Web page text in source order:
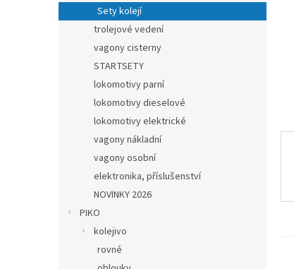
n
e
Sety kolejí
trolejové vedení
vagony cisterny
STARTSETY
lokomotivy parní
lokomotivy dieselové
lokomotivy elektrické
vagony nákladní
vagony osobní
elektronika, příslušenství
NOVINKY 2026
PIKO
kolejivo
rovné